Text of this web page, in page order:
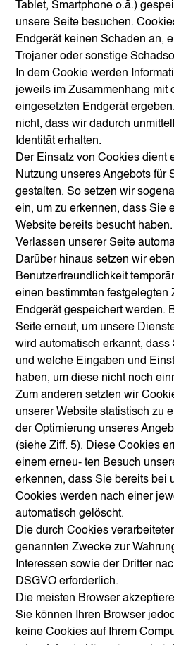
Tablet, Smartphone o.ä.)
unsere Seite besuchen.
Endgerät keinen Schaden an,
Trojaner oder sonstige
In dem Cookie werden
jeweils im Zusammenhang mit
eingesetzten Endgerät
nicht, dass wir dadurch
Identität erhalten.
Der Einsatz von Cookies dient
Nutzung unseres Angebots für
gestalten. So setzen wir
ein, um zu erkennen, dass Sie
Website bereits besucht
Verlassen unserer Seite
Darüber hinaus setzen wir
Benutzerfreundlichkeit
einen bestimmten festgelegten
Endgerät gespeichert werden.
Seite erneut, um unsere
wird automatisch erkannt,
und welche Eingaben und
haben, um diese nicht noch
Zum anderen setzten wir
unserer Website statistisch zu
der Optimierung unseres
(siehe Ziff. 5). Diese Cookies
einem erneu- ten Besuch
erkennen, dass Sie bereits bei
Cookies werden nach einer
automatisch gelöscht.
Die durch Cookies
genannten Zwecke zur
Interessen sowie der Dritter
DSGVO erforderlich.
Die meisten Browser
Sie können Ihren Browser
keine Cookies auf Ihrem